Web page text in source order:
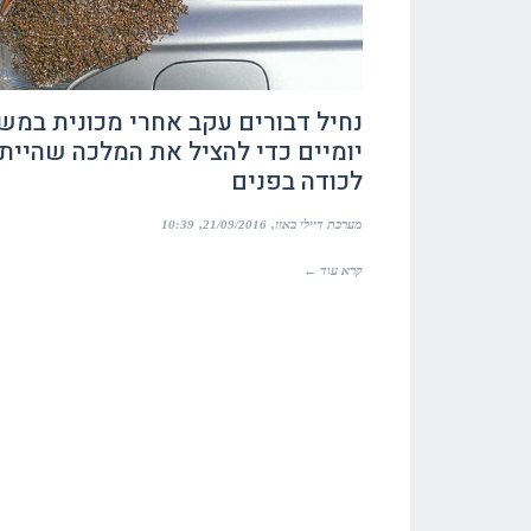
נחיל דבורים עקב אחרי מכונית
יומיים כדי להציל את המלכה
לכודה בפנים
מערכת דיילי באזז 21/09/2016
10:39
קרא עוד ←